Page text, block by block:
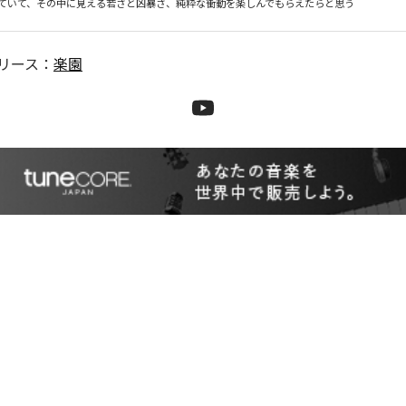
いて、その中に見える若さと凶暴さ、純粋な衝動を楽しんでもらえたらと思う
ース： 楽園